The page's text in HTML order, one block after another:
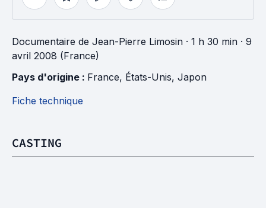
Documentaire de Jean-Pierre Limosin · 1 h 30 min · 9
avril 2008 (France)
Pays d'origine : France, États-Unis, Japon
Fiche technique
CASTING